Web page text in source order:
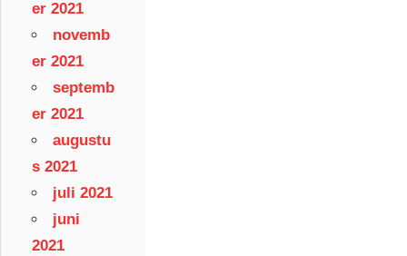
er 2021
novemb
er 2021
septemb
er 2021
augustu
s 2021
juli 2021
juni
2021